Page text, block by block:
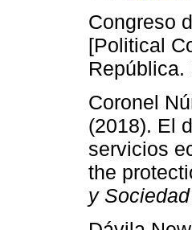
Congreso
[Political
República.
Coronel
(2018). El
servicios
the
y Sociedad